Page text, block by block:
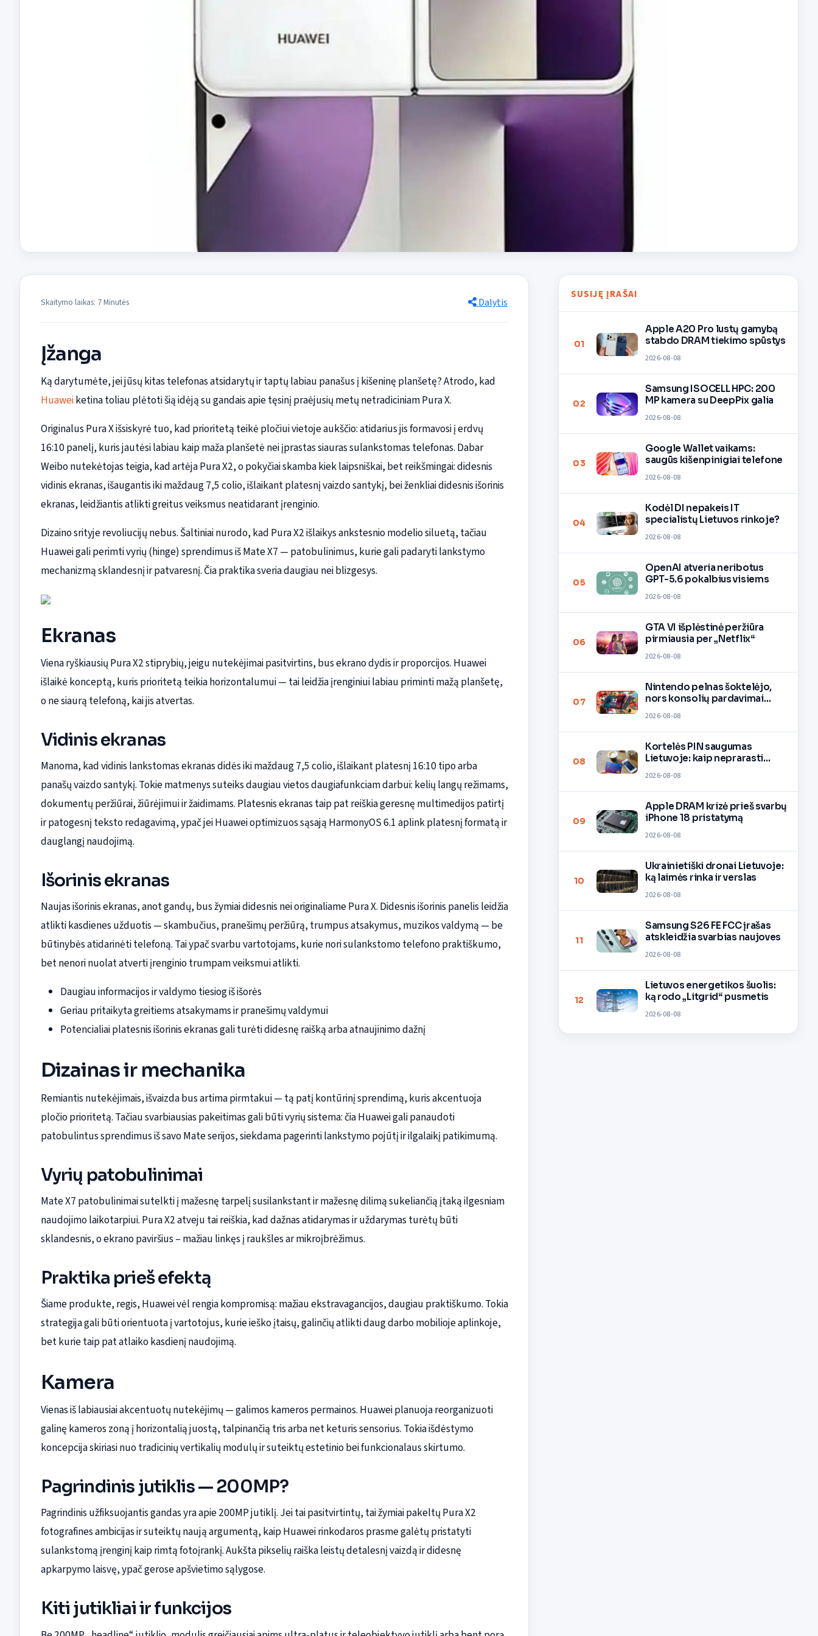
Skaitymo laikas: 7 Minutės Dalytis
Įžanga
Ką darytumėte, jei jūsų kitas telefonas atsidarytų ir taptų labiau panašus į kišeninę planšetę? Atrodo, kad
Huaweiketina toliau plėtoti šią idėją su gandais apie tęsinį praėjusių metų netradiciniam Pura X.
Originalus Pura X išsiskyrė tuo, kad prioritetą teikė pločiui vietoje aukščio: atidarius jis formavosi į erdvų
16:10 panelį, kuris jautėsi labiau kaip maža planšetė nei įprastas siauras sulankstomas telefonas. Dabar
Weibo nutekėtojas teigia, kad artėja Pura X2, o pokyčiai skamba kiek laipsniškai, bet reikšmingai: didesnis
vidinis ekranas, išaugantis iki maždaug 7,5 colio, išlaikant platesnį vaizdo santykį, bei ženkliai didesnis išorinis
ekranas, leidžiantis atlikti greitus veiksmus neatidarant įrenginio.
Dizaino srityje revoliucijų nebus. Šaltiniai nurodo, kad Pura X2 išlaikys ankstesnio modelio siluetą, tačiau
Huawei gali perimti vyrių (hinge) sprendimus iš Mate X7 — patobulinimus, kurie gali padaryti lankstymo
mechanizmą sklandesnį ir patvaresnį. Čia praktika sveria daugiau nei blizgesys.
Ekranas
Viena ryškiausių Pura X2 stiprybių, jeigu nutekėjimai pasitvirtins, bus ekrano dydis ir proporcijos. Huawei
išlaikė konceptą, kuris prioritetą teikia horizontalumui — tai leidžia įrenginiui labiau priminti mažą planšetę,
o ne siaurą telefoną, kai jis atvertas.
Vidinis ekranas
Manoma, kad vidinis lankstomas ekranas didės iki maždaug 7,5 colio, išlaikant platesnį 16:10 tipo arba
panašų vaizdo santykį. Tokie matmenys suteiks daugiau vietos daugiafunkciam darbui: kelių langų režimams,
dokumentų peržiūrai, žiūrėjimui ir žaidimams. Platesnis ekranas taip pat reiškia geresnę multimedijos patirtį
ir patogesnį teksto redagavimą, ypač jei Huawei optimizuos sąsają HarmonyOS 6.1 aplink platesnį formatą ir
dauglangį naudojimą.
Išorinis ekranas
Naujas išorinis ekranas, anot gandų, bus žymiai didesnis nei originaliame Pura X. Didesnis išorinis panelis leidžia
atlikti kasdienes užduotis — skambučius, pranešimų peržiūrą, trumpus atsakymus, muzikos valdymą — be
būtinybės atidarinėti telefoną. Tai ypač svarbu vartotojams, kurie nori sulankstomo telefono praktiškumo,
bet nenori nuolat atverti įrenginio trumpam veiksmui atlikti.
Daugiau informacijos ir valdymo tiesiog iš išorės
Geriau pritaikyta greitiems atsakymams ir pranešimų valdymui
Potencialiai platesnis išorinis ekranas gali turėti didesnę raišką arba atnaujinimo dažnį
Dizainas ir mechanika
Remiantis nutekėjimais, išvaizda bus artima pirmtakui — tą patį kontūrinį sprendimą, kuris akcentuoja
pločio prioritetą. Tačiau svarbiausias pakeitimas gali būti vyrių sistema: čia Huawei gali panaudoti
patobulintus sprendimus iš savo Mate serijos, siekdama pagerinti lankstymo pojūtį ir ilgalaikį patikimumą.
Vyrių patobulinimai
Mate X7 patobulinimai sutelkti į mažesnę tarpelį susilankstant ir mažesnę dilimą sukeliančią įtaką ilgesniam
naudojimo laikotarpiui. Pura X2 atveju tai reiškia, kad dažnas atidarymas ir uždarymas turėtų būti
sklandesnis, o ekrano paviršius – mažiau linkęs į raukšles ar mikroįbrėžimus.
Praktika prieš efektą
Šiame produkte, regis, Huawei vėl rengia kompromisą: mažiau ekstravagancijos, daugiau praktiškumo. Tokia
strategija gali būti orientuota į vartotojus, kurie ieško įtaisų, galinčių atlikti daug darbo mobilioje aplinkoje,
bet kurie taip pat atlaiko kasdienį naudojimą.
Kamera
Vienas iš labiausiai akcentuotų nutekėjimų — galimos kameros permainos. Huawei planuoja reorganizuoti
galinę kameros zoną į horizontalią juostą, talpinančią tris arba net keturis sensorius. Tokia išdėstymo
koncepcija skiriasi nuo tradicinių vertikalių modulų ir suteiktų estetinio bei funkcionalaus skirtumo.
Pagrindinis jutiklis — 200MP?
Pagrindinis užfiksuojantis gandas yra apie 200MP jutiklį. Jei tai pasitvirtintų, tai žymiai pakeltų Pura X2
fotografines ambicijas ir suteiktų naują argumentą, kaip Huawei rinkodaros prasme galėtų pristatyti
sulankstomą įrenginį kaip rimtą fotoįrankį. Aukšta pikselių raiška leistų detalesnį vaizdą ir didesnę
apkarpymo laisvę, ypač gerose apšvietimo sąlygose.
Kiti jutikliai ir funkcijos
SUSIJĘ ĮRAŠAI
01
Apple A20 Pro lustų gamybą
stabdo DRAM tiekimo spūstys
2026-08-08
02
Samsung ISOCELL HPC: 200
MP kamera su DeepPix galia
2026-08-08
03
Google Wallet vaikams:
saugūs kišenpinigiai telefone
2026-08-08
04
Kodėl DI nepakeis IT
specialistų Lietuvos rinkoje?
2026-08-08
05
OpenAI atveria neribotus
GPT-5.6 pokalbius visiems
2026-08-08
06
GTA VI išplėstinė peržiūra
pirmiausia per „Netflix“
2026-08-08
07
Nintendo pelnas šoktelėjo,
nors konsolių pardavimai
2026-08-08
08
Kortelės PIN saugumas
Lietuvoje: kaip neprarasti
2026-08-08
09
Apple DRAM krizė prieš svarbų
iPhone 18 pristatymą
2026-08-08
10
Ukrainietiški dronai Lietuvoje:
ką laimės rinka ir verslas
2026-08-08
11
Samsung S26 FE FCC įrašas
atskleidžia svarbias naujoves
2026-08-08
12
Lietuvos energetikos šuolis:
ką rodo „Litgrid“ pusmetis
2026-08-08